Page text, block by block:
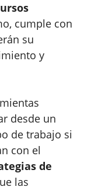
cumple con
su
y
desde un
de trabajo si
con el
de
las